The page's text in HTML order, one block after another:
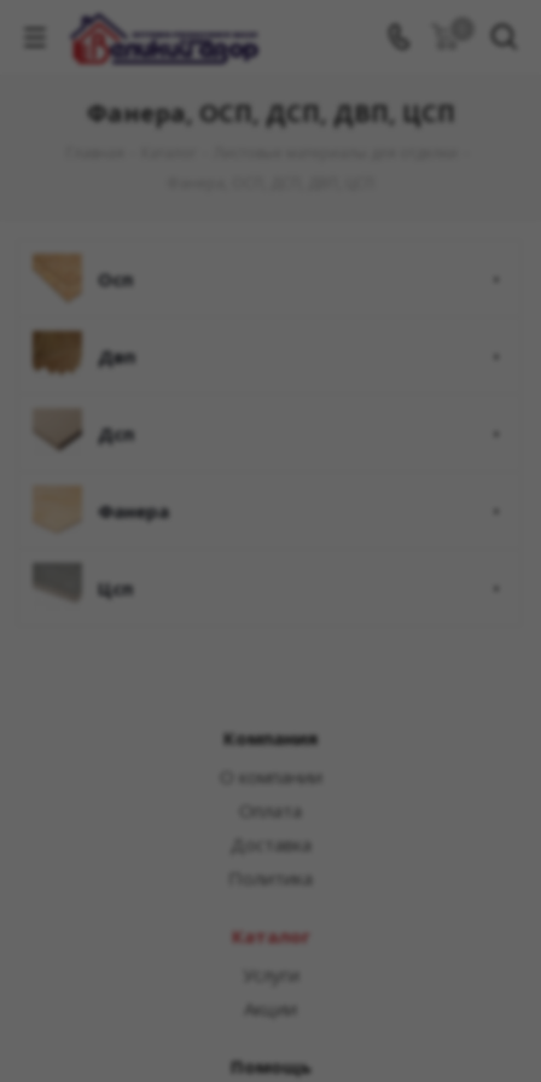
Фанера, OСП, ДСП, ДВП, ЦСП
осп
двп
дсп
фанера
цсп
Компания
О компании
Оплата
Доставка
Политика
Каталог
Услуги
Акции
Помощь